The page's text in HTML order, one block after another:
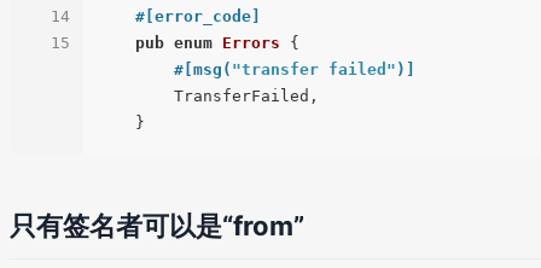
14
15
#[error_code]
pub enum Errors {
#[msg( "transfer failed" )]
只有签名者可以是“from”